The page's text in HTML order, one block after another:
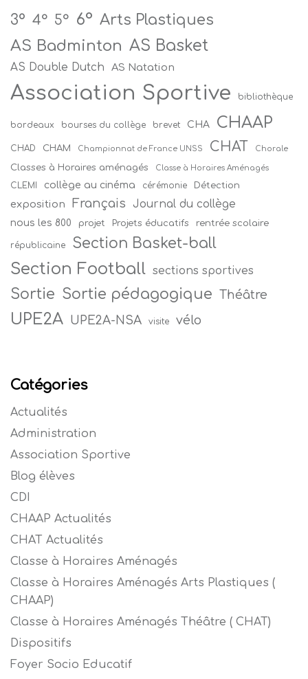
3° 4° 5° 6° Arts Plastiques
AS Badminton AS Basket
AS Double Dutch AS Natation
Association Sportive bibliothèque
bordeaux bourses du collège brevet CHA CHAAP
CHAD CHAM Championnat de France UNSS CHAT Chorale
Classes à Horaires aménagés Classe à Horaires Aménagés
CLEMI collège au cinéma cérémonie Détection
exposition Français Journal du collège
nous les 800 projet Projets éducatifs rentrée scolaire
républicaine Section Basket-ball
Section Football sections sportives
Sortie Sortie pédagogique Théâtre
UPE2A UPE2A-NSA visite vélo
Catégories
Actualités
Administration
Association Sportive
Blog élèves
CDI
CHAAP Actualités
CHAT Actualités
Classe à Horaires Aménagés
Classe à Horaires Aménagés Arts Plastiques (
CHAAP)
Classe à Horaires Aménagés Théâtre ( CHAT)
Dispositifs
Foyer Socio Educatif